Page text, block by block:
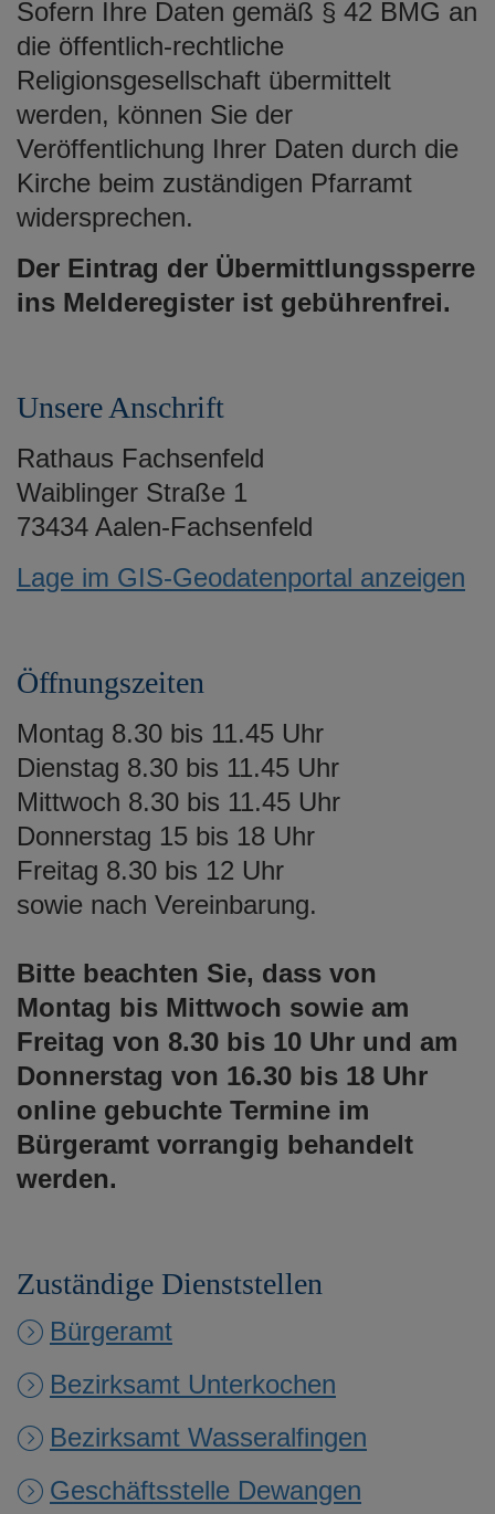
Sofern Ihre Daten gemäß § 42 BMG an
die öffentlich-rechtliche
Religionsgesellschaft übermittelt
werden, können Sie der
Veröffentlichung Ihrer Daten durch die
Kirche beim zuständigen Pfarramt
widersprechen.
Der Eintrag der Übermittlungssperre
ins Melderegister ist gebührenfrei.
Unsere Anschrift
Rathaus Fachsenfeld
Waiblinger Straße 1
73434 Aalen-Fachsenfeld
Lage im GIS-Geodatenportal anzeigen
Öffnungszeiten
Montag 8.30 bis 11.45 Uhr
Dienstag 8.30 bis 11.45 Uhr
Mittwoch 8.30 bis 11.45 Uhr
Donnerstag 15 bis 18 Uhr
Freitag 8.30 bis 12 Uhr
sowie nach Vereinbarung.
Bitte beachten Sie, dass von
Montag bis Mittwoch sowie am
Freitag von 8.30 bis 10 Uhr und am
Donnerstag von 16.30 bis 18 Uhr
online gebuchte Termine im
Bürgeramt vorrangig behandelt
werden.
Zuständige Dienststellen
Bürgeramt
Bezirksamt Unterkochen
Bezirksamt Wasseralfingen
Geschäftsstelle Dewangen